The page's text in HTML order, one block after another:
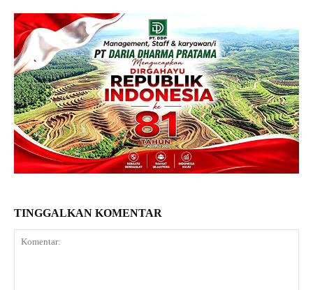
TINGGALKAN KOMENTAR